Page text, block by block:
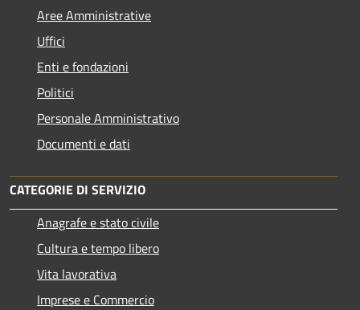
Aree Amministrative
Uffici
Enti e fondazioni
Politici
Personale Amministrativo
Documenti e dati
CATEGORIE DI SERVIZIO
Anagrafe e stato civile
Cultura e tempo libero
Vita lavorativa
Imprese e Commercio